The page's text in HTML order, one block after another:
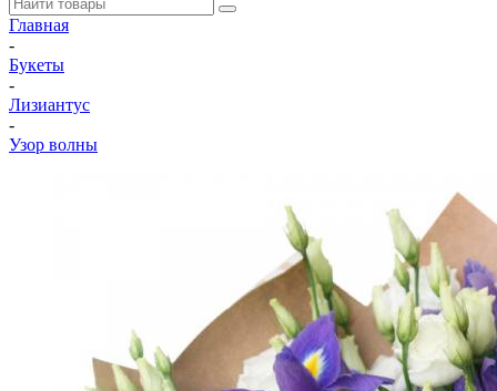
Главная
-
Букеты
-
Лизиантус
-
Узор волны